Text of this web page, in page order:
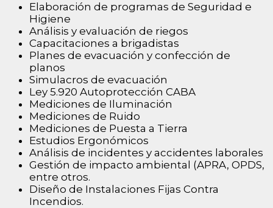
Elaboración de programas de Seguridad e
Higiene
Análisis y evaluación de riegos
Capacitaciones a brigadistas
Planes de evacuación y confección de
planos
Simulacros de evacuación
Ley 5.920 Autoprotección CABA
Mediciones de Iluminación
Mediciones de Ruido
Mediciones de Puesta a Tierra
Estudios Ergonómicos
Análisis de incidentes y accidentes laborales
Gestión de impacto ambiental (APRA, OPDS,
entre otros.
Diseño de Instalaciones Fijas Contra
Incendios.